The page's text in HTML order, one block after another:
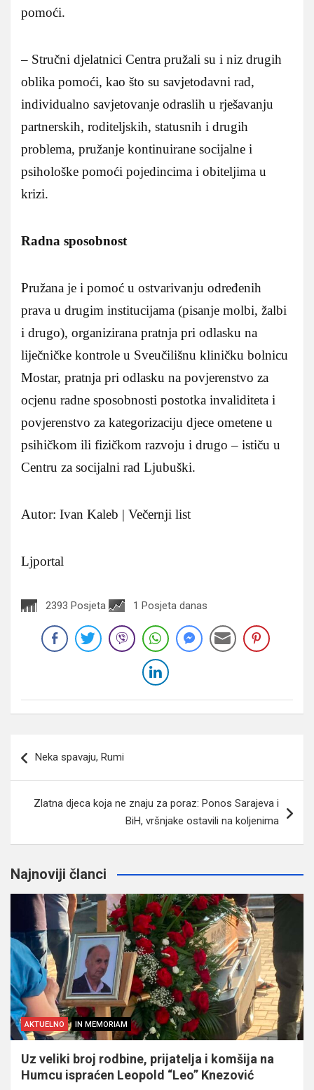
pomoći.
– Stručni djelatnici Centra pružali su i niz drugih
oblika pomoći, kao što su savjetodavni rad,
individualno savjetovanje odraslih u rješavanju
partnerskih, roditeljskih, statusnih i drugih
problema, pružanje kontinuirane socijalne i
psihološke pomoći pojedincima i obiteljima u
krizi.
Radna sposobnost
Pružana je i pomoć u ostvarivanju određenih
prava u drugim institucijama (pisanje molbi, žalbi
i drugo), organizirana pratnja pri odlasku na
liječničke kontrole u Sveučilišnu kliničku bolnicu
Mostar, pratnja pri odlasku na povjerenstvo za
ocjenu radne sposobnosti postotka invaliditeta i
povjerenstvo za kategorizaciju djece ometene u
psihičkom ili fizičkom razvoju i drugo – ističu u
Centru za socijalni rad Ljubuški.
Autor: Ivan Kaleb | Večernji list
Ljportal
2393 Posjeta 1 Posjeta danas
članaka
Neka spavaju, Rumi
Zlatna djeca koja ne znaju za poraz: Ponos Sarajeva i
BiH, vršnjake ostavili na koljenima
Najnoviji članci
AKTUELNO IN MEMORIAM
Uz veliki broj rodbine, prijatelja i komšija na
Humcu ispraćen Leopold “Leo” Knezović